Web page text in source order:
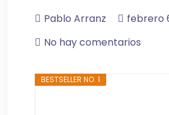
Pablo Arranz
febrero
No hay comentarios
BESTSELLER NO. 1